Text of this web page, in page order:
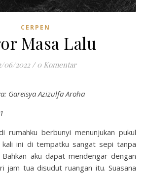
CERPEN
Masa Lalu
06/2022 / 0 Komentar
Gareisya Azizulfa Aroha
rumahku berbunyi menunjukan pukul
kali ini di tempatku sangat sepi tanpa
aku dapat mendengar dengan
jam tua disudut ruangan itu. Suasana